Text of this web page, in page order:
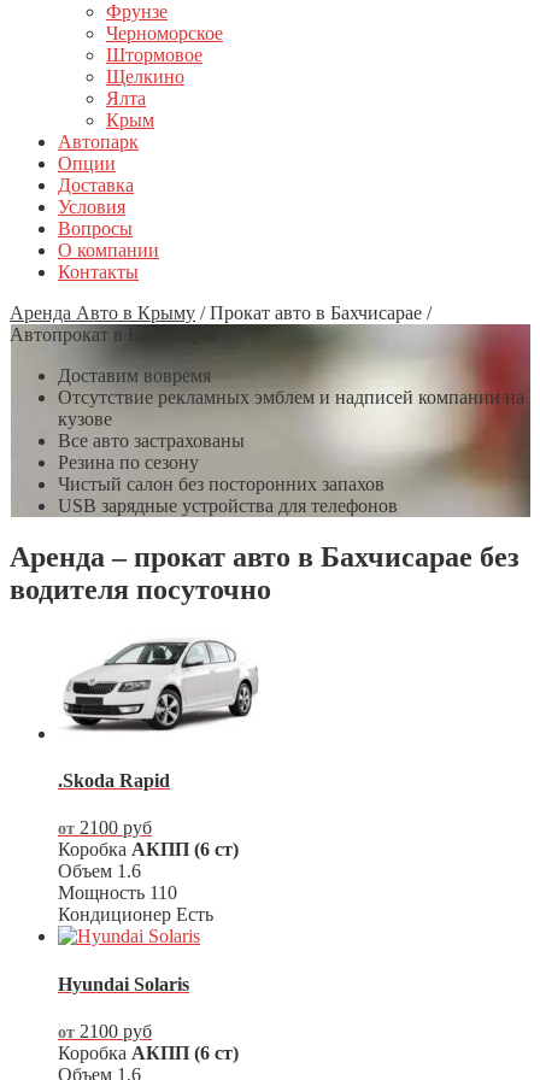
Фрунзе
Черноморское
Штормовое
Щелкино
Ялта
Крым
Автопарк
Опции
Доставка
Условия
Вопросы
О компании
Контакты
Аренда Авто в Крыму /Прокат авто в Бахчисарае /
Автопрокат в Бахчисарае
Доставим вовремя
Отсутствие рекламных эмблем и надписей компании на
кузове
Все авто застрахованы
Резина по сезону
Чистый салон без посторонних запахов
USB зарядные устройства для телефонов
Аренда – прокат авто в Бахчисарае без
водителя посуточно
.Skoda Rapid
от 2100 руб
Коробка АКПП (6 ст)
Объем 1.6
Мощность 110
Кондиционер Есть
Hyundai Solaris
от 2100 руб
Коробка АКПП (6 ст)
Объем 1.6